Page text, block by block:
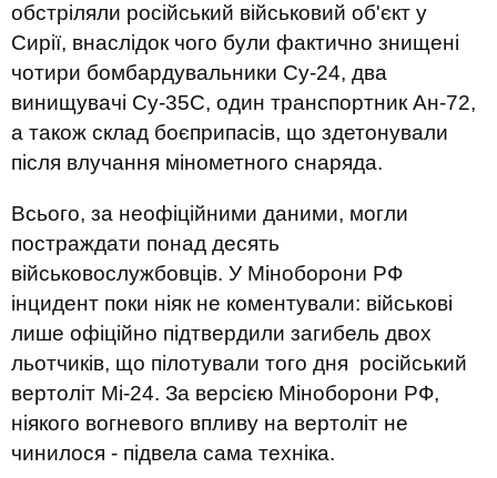
обстріляли російський військовий об'єкт у
Сирії, внаслідок чого були фактично знищені
чотири бомбардувальники Су-24, два
винищувачі Су-35С, один транспортник Ан-72,
а також склад боєприпасів, що здетонували
після влучання мінометного снаряда.
Всього, за неофіційними даними, могли
постраждати понад десять
військовослужбовців. У Міноборони РФ
інцидент поки ніяк не коментували: військові
лише офіційно підтвердили загибель двох
льотчиків, що пілотували того дня російський
вертоліт Мі-24. За версією Міноборони РФ,
ніякого вогневого впливу на вертоліт не
чинилося - підвела сама техніка.